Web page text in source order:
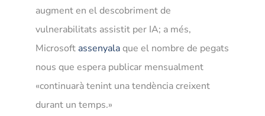
augment en el descobriment de
vulnerabilitats assistit per IA; a més,
Microsoft assenyalaque el nombre de pegats
nous que espera publicar mensualment
«continuarà tenint una tendència creixent
durant un temps.»